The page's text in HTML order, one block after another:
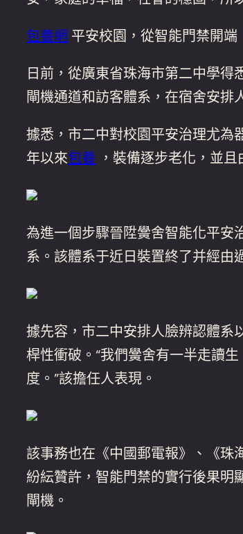
包養網 平安校園，從智能門禁開端
日前，從廣東省珠海市第二中學
閘機通道和訪客體系，在宿舍安排
據悉，市二中對校園平安治理尤為
年以來包養 ，裝備逐步老化，並
為進一個步驟晉陞黌舍智能化平安
系。該體系于近日裝置終了并經由
據先容，市二中安排人臉辨認體系
桿性衝破。“我們黌舍有一半走讀
度。”該擔任人表現。
該事務也在《中國郵電報》、《珠
紛紜贊許，智能門禁的實行後果明
閘機。